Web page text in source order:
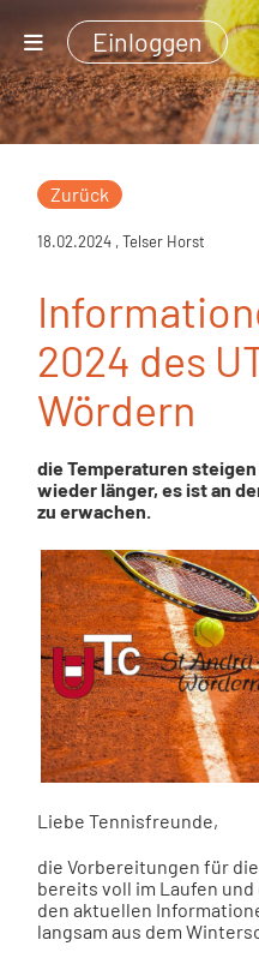
Einloggen
Zurück
18.02.2024, Telser Horst
2024 des
Wördern
die Temperaturen
wieder länger, es ist an
zu erwachen.
Liebe Tennisfreunde,
die Vorbereitungen für die
bereits voll im Laufen
den aktuellen
langsam aus dem